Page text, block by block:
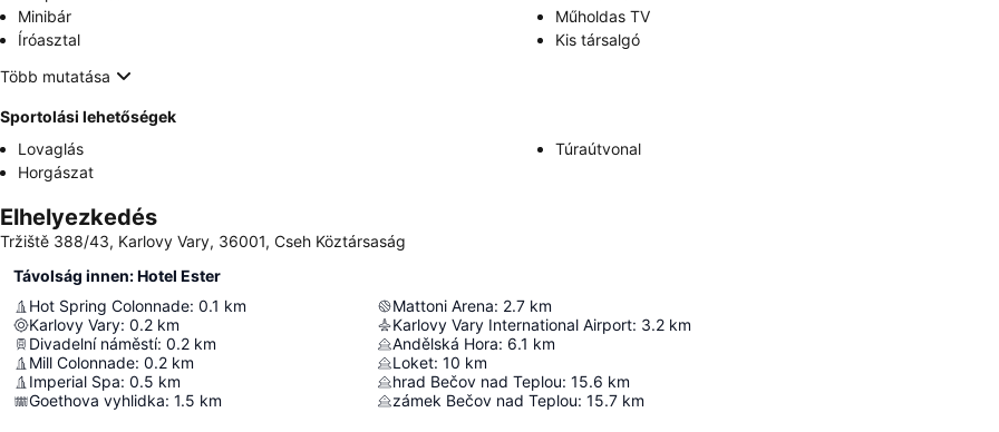
Minibár
Műholdas TV
Íróasztal
Kis társalgó
Több mutatása
Sportolási lehetőségek
Lovaglás
Túraútvonal
Horgászat
Elhelyezkedés
Tržiště 388/43, Karlovy Vary, 36001, Cseh Köztársaság
Távolság innen: Hotel Ester
Hot Spring Colonnade: 0.1 km
Karlovy Vary: 0.2 km
Divadelní náměstí: 0.2 km
Mill Colonnade: 0.2 km
Imperial Spa: 0.5 km
Goethova vyhlidka: 1.5 km
Mattoni Arena: 2.7 km
Karlovy Vary International Airport: 3.2 km
Andělská Hora: 6.1 km
Loket: 10 km
hrad Bečov nad Teplou: 15.6 km
zámek Bečov nad Teplou: 15.7 km